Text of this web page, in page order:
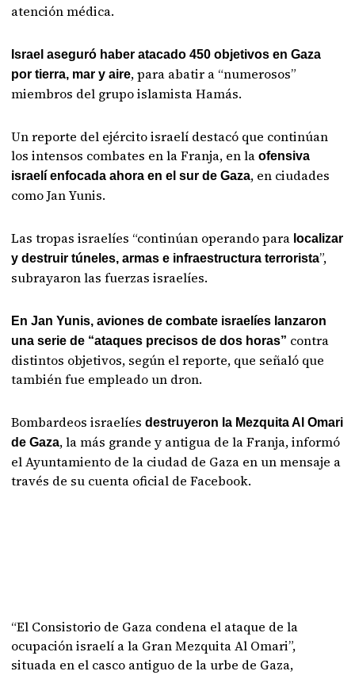
atención médica.
Israel aseguró haber atacado 450 objetivos en Gaza
por tierra, mar y aire, para abatir a “numerosos”
miembros del grupo islamista Hamás.
Un reporte del ejército israelí destacó que continúan
los intensos combates en la Franja, en laofensiva
israelí enfocada ahora en el sur de Gaza, en ciudades
como Jan Yunis.
Las tropas israelíes “continúan operando para localizar
y destruir túneles, armas e infraestructura terrorista”,
subrayaron las fuerzas israelíes.
En Jan Yunis, aviones de combate israelíes lanzaron
una serie de “ataques precisos de dos horas” contra
distintos objetivos, según el reporte, que señaló que
también fue empleado un dron.
Bombardeos israelíes destruyeron la Mezquita Al Omari
de Gaza, la más grande y antigua de la Franja, informó
el Ayuntamiento de la ciudad de Gaza en un mensaje a
través de su cuenta oficial de Facebook.
“El Consistorio de Gaza condena el ataque de la
ocupación israelí a la Gran Mezquita Al Omari”,
situada en el casco antiguo de la urbe de Gaza,